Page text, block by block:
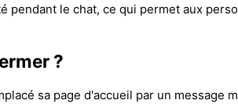
pendant le chat, ce qui permet aux
?
sa page d'accueil par un message